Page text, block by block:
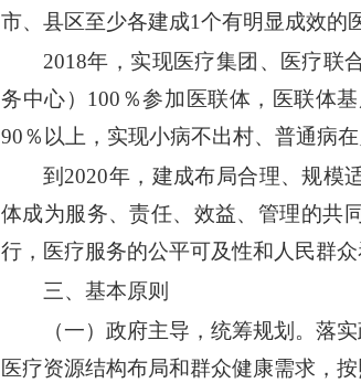
市、县区至少各建成1个有明显成效的
2018年，实现医疗集团、医疗联
务中心）100％参加医联体，医联体
90％以上，实现小病不出村、普通病
到2020年，建成布局合理、规模
体成为服务、责任、效益、管理的共
行，医疗服务的公平可及性和人民群
三、基本原则
（一）政府主导，统筹规划。落
医疗资源结构布局和群众健康需求，